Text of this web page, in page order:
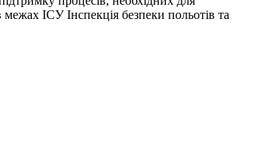
ІСУ Інспекція безпеки польотів та